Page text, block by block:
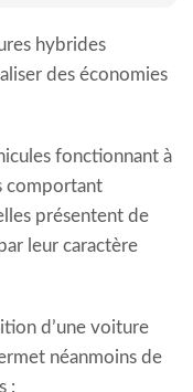
hybrides
des économies
fonctionnant à
comportant
présentent de
leur caractère
d’une voiture
néanmoins de
: